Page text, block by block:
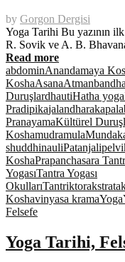
by Gorgon Dergisi
Yoga Tarihi Bu yazının
R. Sovik ve A. B.
Read more
abdominAnandamaya
KoshaAsanaAtmanbandha
DuruşlardhautiHatha yoga
Pradipikajalandhara
PranayamaKültürel
Koshamudramula
shuddhinauliPatanjali
KoshaPrapanchasara
YogasıTantra Yogası
OkullarıTantriktoraks
Koshavinyasa kramaYoga
Felsefe
Yoga Tarihi,